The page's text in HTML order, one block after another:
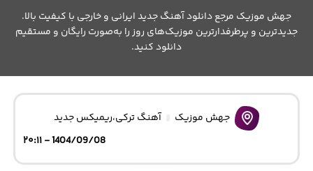
جهش موزیک مرجع دانلود آهنگ جدید ایرانی و خارجی با کیفیت بالا.
جدیدترین و پرطرفدارترین موزیک‌های روز را به‌صورت رایگان و مستقیم
دانلود کنید.
جهش موزیک آهنگ ترکی،ریمیکس جدید
1404/09/08 - ۲۰:۱۱